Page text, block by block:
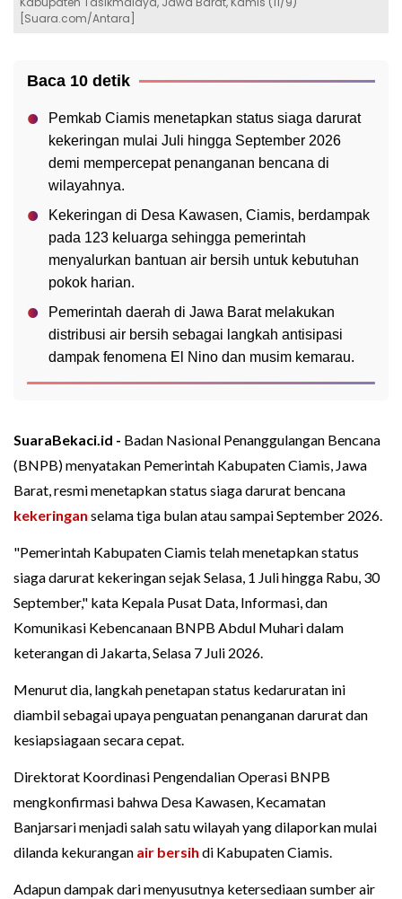
[Suara.com/Antara]
Baca 10 detik
Pemkab Ciamis menetapkan status siaga darurat
kekeringan mulai Juli hingga September 2026
demi mempercepat penanganan bencana di
wilayahnya.
Kekeringan di Desa Kawasen, Ciamis, berdampak
pada 123 keluarga sehingga pemerintah
menyalurkan bantuan air bersih untuk kebutuhan
pokok harian.
Pemerintah daerah di Jawa Barat melakukan
distribusi air bersih sebagai langkah antisipasi
dampak fenomena El Nino dan musim kemarau.
SuaraBekaci.id - Badan Nasional Penanggulangan Bencana
(BNPB) menyatakan Pemerintah Kabupaten Ciamis, Jawa
Barat, resmi menetapkan status siaga darurat bencana
kekeringan selama tiga bulan atau sampai September 2026.
"Pemerintah Kabupaten Ciamis telah menetapkan status
siaga darurat kekeringan sejak Selasa, 1 Juli hingga Rabu, 30
September," kata Kepala Pusat Data, Informasi, dan
Komunikasi Kebencanaan BNPB Abdul Muhari dalam
keterangan di Jakarta, Selasa 7 Juli 2026.
Menurut dia, langkah penetapan status kedaruratan ini
diambil sebagai upaya penguatan penanganan darurat dan
kesiapsiagaan secara cepat.
Direktorat Koordinasi Pengendalian Operasi BNPB
mengkonfirmasi bahwa Desa Kawasen, Kecamatan
Banjarsari menjadi salah satu wilayah yang dilaporkan mulai
dilanda kekurangan air bersih di Kabupaten Ciamis.
Adapun dampak dari menyusutnya ketersediaan sumber air